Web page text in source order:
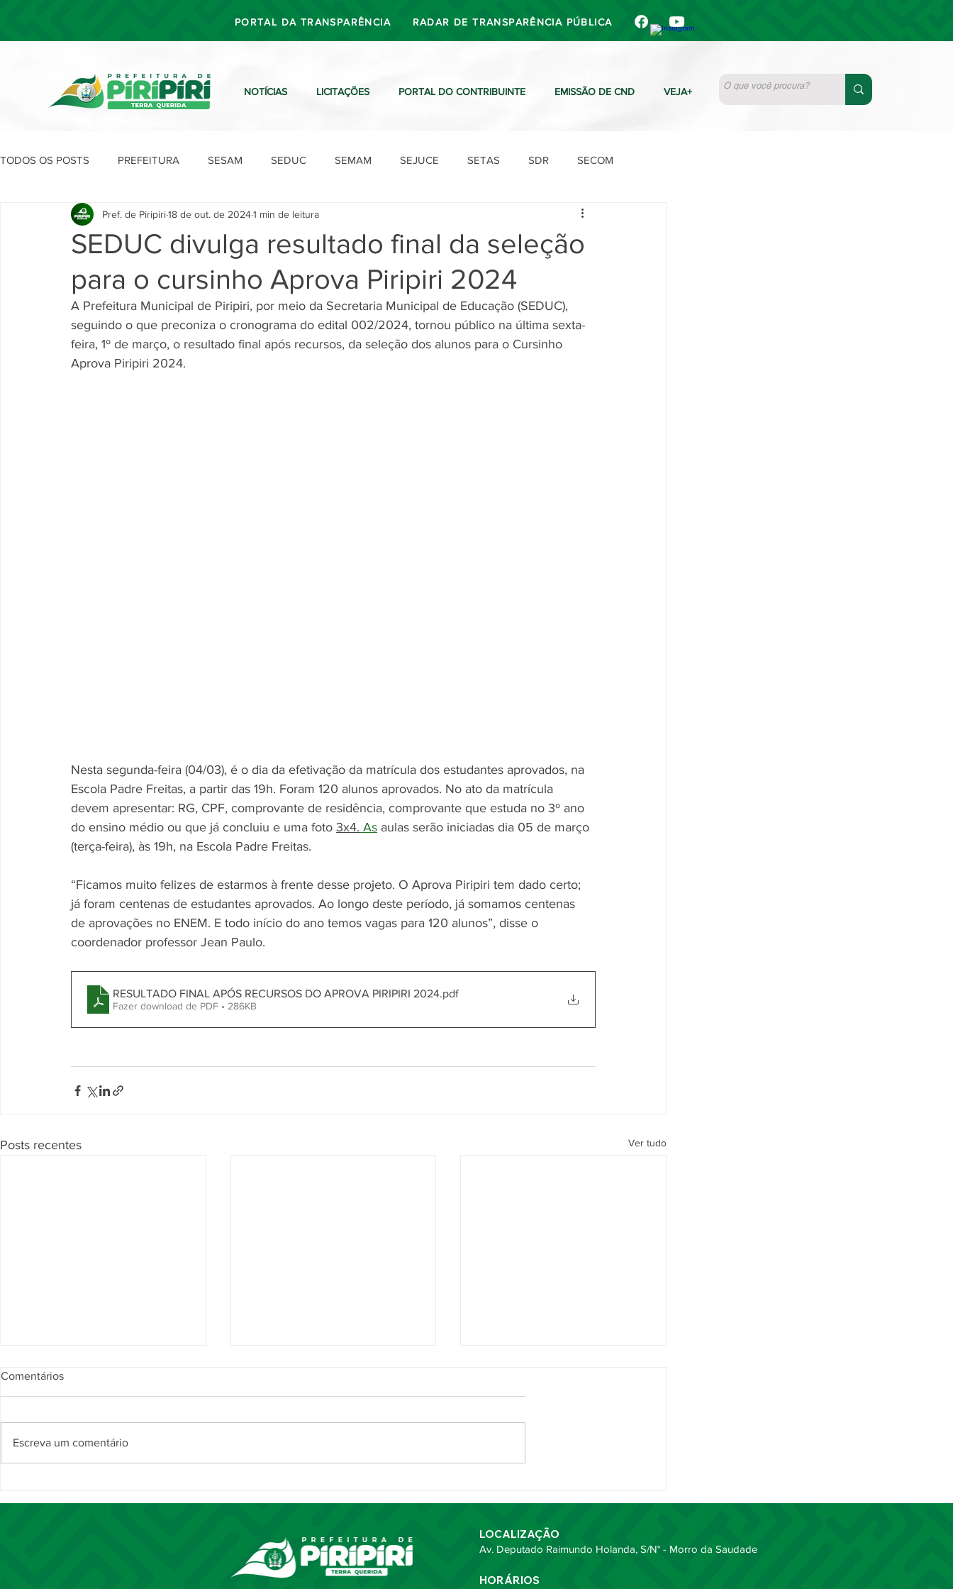
PORTAL DA TRANSPARÊNCIA RADAR DE TRANSPARÊNCIA PÚBLICA
NOTÍCIAS LICITAÇÕES PORTAL DO CONTRIBUINTE EMISSÃO DE CND VEJA+
TODOS OS POSTS PREFEITURA SESAM SEDUC SEMAM SEJUCE SETAS SDR SECOM
SEAD SEGOV SEPLAN SDU Ouvidoria
SEDUC divulga resultado final da seleção
para o cursinho Aprova Piripiri 2024
Pref. de Piripiri18 de out. de 20241 min de leitura
A Prefeitura Municipal de Piripiri, por meio da Secretaria Municipal de Educação (SEDUC),
seguindo o que preconiza o cronograma do edital 002/2024, tornou público na última sexta-
feira, 1º de março, o resultado final após recursos, da seleção dos alunos para o Cursinho
Aprova Piripiri 2024.
Nesta segunda-feira (04/03), é o dia da efetivação da matrícula dos estudantes aprovados, na
Escola Padre Freitas, a partir das 19h. Foram 120 alunos aprovados. No ato da matrícula
devem apresentar: RG, CPF, comprovante de residência, comprovante que estuda no 3º ano
do ensino médio ou que já concluiu e uma foto 3x4. As aulas serão iniciadas dia 05 de março
(terça-feira), às 19h, na Escola Padre Freitas.
“Ficamos muito felizes de estarmos à frente desse projeto. O Aprova Piripiri tem dado certo;
já foram centenas de estudantes aprovados. Ao longo deste período, já somamos centenas
de aprovações no ENEM. E todo início do ano temos vagas para 120 alunos”, disse o
coordenador professor Jean Paulo.
RESULTADO FINAL APÓS RECURSOS DO APROVA PIRIPIRI 2024.pdf
Fazer download de PDF • 286KB
Posts recentes Ver tudo
celebração pelos 116 anos de
Piripiri
Comentários
Escreva um comentário
LOCALIZAÇÃO
Av. Deputado Raimundo Holanda, S/N° - Morro da Saudade
HORÁRIOS